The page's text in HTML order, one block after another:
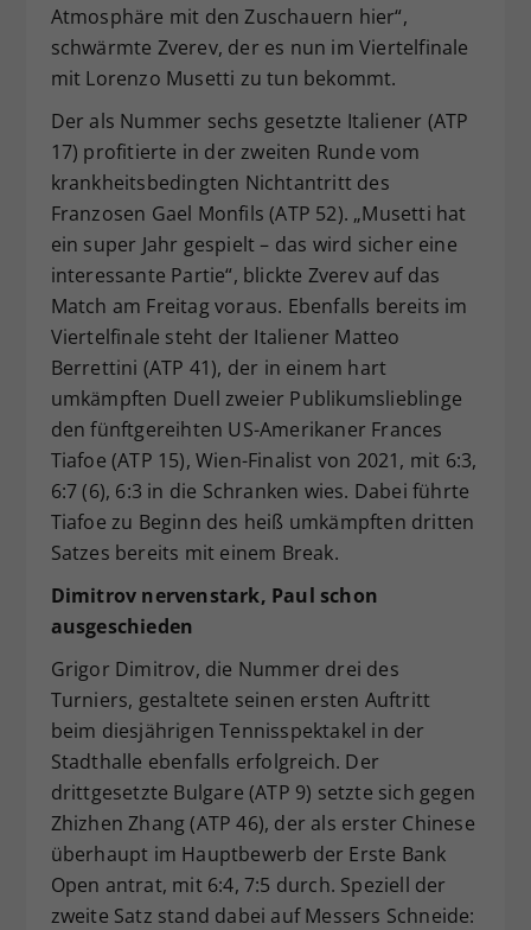
Atmosphäre mit den Zuschauern hier“,
schwärmte Zverev, der es nun im Viertelfinale
mit Lorenzo Musetti zu tun bekommt.
Der als Nummer sechs gesetzte Italiener (ATP
17) profitierte in der zweiten Runde vom
krankheitsbedingten Nichtantritt des
Franzosen Gael Monfils (ATP 52). „Musetti hat
ein super Jahr gespielt – das wird sicher eine
interessante Partie“, blickte Zverev auf das
Match am Freitag voraus. Ebenfalls bereits im
Viertelfinale steht der Italiener Matteo
Berrettini (ATP 41), der in einem hart
umkämpften Duell zweier Publikumslieblinge
den fünftgereihten US-Amerikaner Frances
Tiafoe (ATP 15), Wien-Finalist von 2021, mit 6:3,
6:7 (6), 6:3 in die Schranken wies. Dabei führte
Tiafoe zu Beginn des heiß umkämpften dritten
Satzes bereits mit einem Break.
Dimitrov nervenstark, Paul schon
ausgeschieden
Grigor Dimitrov, die Nummer drei des
Turniers, gestaltete seinen ersten Auftritt
beim diesjährigen Tennisspektakel in der
Stadthalle ebenfalls erfolgreich. Der
drittgesetzte Bulgare (ATP 9) setzte sich gegen
Zhizhen Zhang (ATP 46), der als erster Chinese
überhaupt im Hauptbewerb der Erste Bank
Open antrat, mit 6:4, 7:5 durch. Speziell der
zweite Satz stand dabei auf Messers Schneide: